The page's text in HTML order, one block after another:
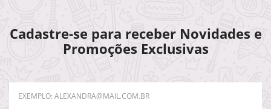
Cadastre-se para receber Novidades e
Promoções Exclusivas